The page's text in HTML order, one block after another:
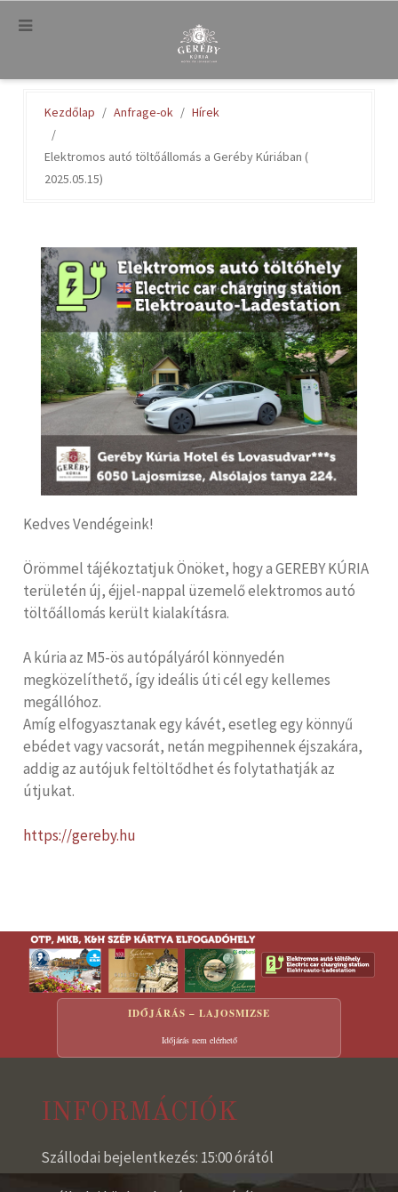
.
Kezdőlap Anfrage-ok Hírek
Elektromos autó töltőállomás a Geréby Kúriában (
2025.05.15)
Kedves Vendégeink!
Örömmel tájékoztatjuk Önöket, hogy a GEREBY KÚRIA
területén új, éjjel-nappal üzemelő elektromos autó
töltőállomás került kialakításra.
A kúria az M5-ös autópályáról könnyedén
megközelíthető, így ideális úti cél egy kellemes
megállóhoz.
Amíg elfogyasztanak egy kávét, esetleg egy könnyű
ebédet vagy vacsorát, netán megpihennek éjszakára,
addig az autójuk feltöltődhet és folytathatják az
útjukat.
https://gereby.hu
IDŐJÁRÁS – LAJOSMIZSE
Időjárás nem elérhető
INFORMÁCIÓK
Szállodai bejelentkezés: 15:00 órától